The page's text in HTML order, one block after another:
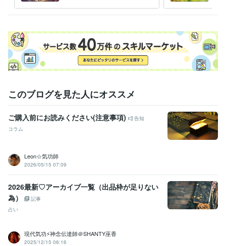
このブログを見た人にオススメ
ご購入前にお読みください(注意事項)
告知
コラム
Leon☆気功師
2026/05/15 07:09
2026最新♡アーカイブ一覧（出品枠が足りない
為）
記事
占い
現代気功⚡神念伝達師＠SHANTY巫香
2025/12/15 06:16